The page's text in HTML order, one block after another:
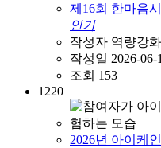
제16회 한마음
인기
작성자 역량강
작성일 2026-06-
조회 153
1220
2026년 아이케